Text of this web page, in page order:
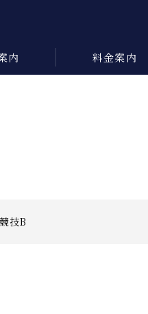
内 料金案内
技B